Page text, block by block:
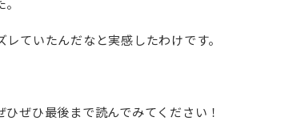
ていたんだなと実感したわけです。
ぜひ最後まで読んでみてください！